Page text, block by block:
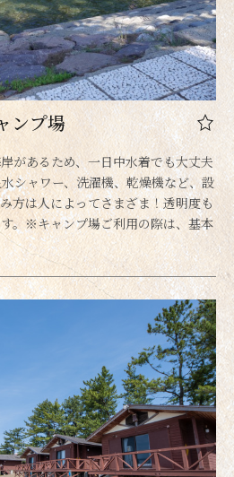
ンプ場
があるため、一日中水着でも大丈夫
シャワー、洗濯機、乾燥機など、設
方は人によってさまざま！透明度も
。※キャンプ場ご利用の際は、基本